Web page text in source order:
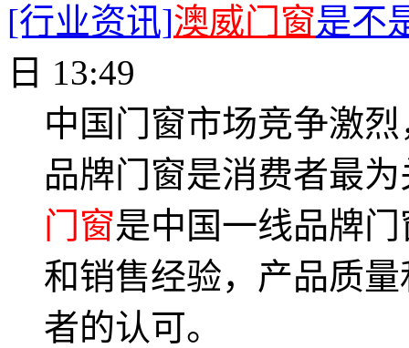
[行业资讯]澳威门窗是不
日 13:49
中国门窗市场竞争激
品牌门窗是消费者最
门窗是中国一线品牌
和销售经验，产品质
者的认可。